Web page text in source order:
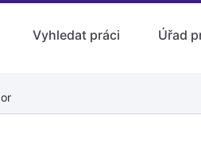
Vyhledat práci Úřad